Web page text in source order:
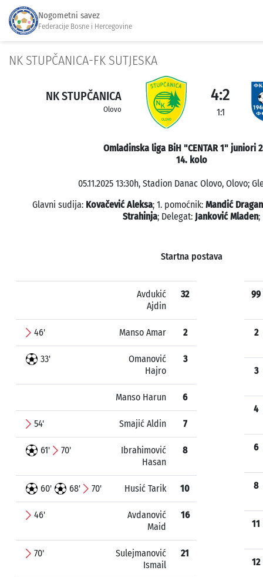
Nogometni savez
Federacije Bosne i Hercegovine
NK STUPČANICA-FK SUTJESKA
NK STUPČANICA
Olovo
4:2
1:1
Omladinska liga BiH "CENTAR 1" juniori
14. kolo
05.11.2025 13:30h, Stadion Danac Olovo, Olovo;
Glavni sudija: Kovačević Aleksa; 1. pomoćnik: Mandić Dragan
Strahinja; Delegat: Janković Mladen;
Startna postava
Avdukić
Ajdin
32
46' Manso Amar 2
33'
Omanović
Hajro
3
Manso Harun 6
54' Smajić Aldin 7
61' 70'
Ibrahimović
Hasan
8
60' 68' 70' Husić Tarik 10
46'
Avdanović
Maid
16
70'
Sulejmanović
Ismail
21
99
2
3
4
6
8
11
12